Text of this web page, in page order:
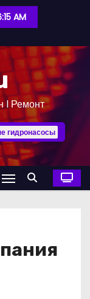
AM
l Ремонт
гидронасосы